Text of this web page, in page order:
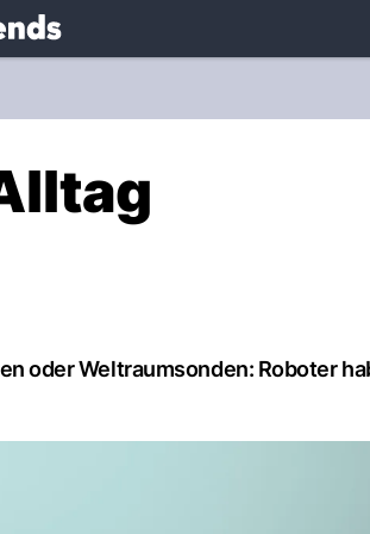
oder Weltraumsonden: Roboter